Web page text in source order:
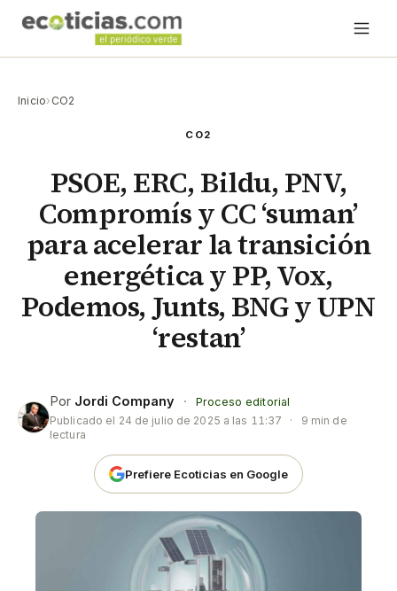
Inicio› CO2
CO2
PSOE, ERC, Bildu, PNV,
Compromís y CC ‘suman’
para acelerar la transición
energética y PP, Vox,
Podemos, Junts, BNG y UPN
‘restan’
Por Jordi Company ·
Proceso editorial
Publicado el 24 de julio de 2025 a las 11:37 ·
9 min de
lectura
Prefiere Ecoticias en Google